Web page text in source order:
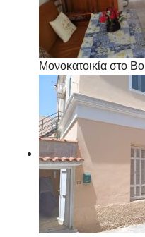
Μονοκατοικία στο